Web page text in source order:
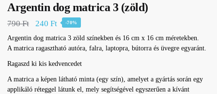
Argentin dog matrica 3 (zöld)
790Ft
Original
price
was:
790 Ft.
240 FtCurrent
price
is:
240 Ft.
-70%
Argentin dog matrica 3 zöld színekben és 16 cm x 16 cm méretekben.
A matrica ragasztható autóra, falra, laptopra, bútorra és üvegre egyaránt.
Ragaszd ki kis kedvencedet
A matrica a képen látható minta (egy szín), amelyet a gyártás során egy
applikáló réteggel látunk el, mely segítségével egyszerűen a kívánt